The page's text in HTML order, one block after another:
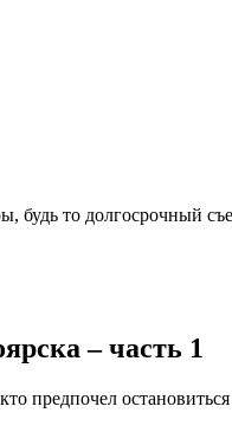
будь то долгосрочный
– часть 1
предпочел